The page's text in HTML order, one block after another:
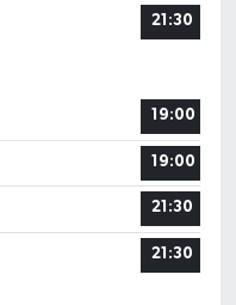
21:30
19:00
19:00
21:30
21:30